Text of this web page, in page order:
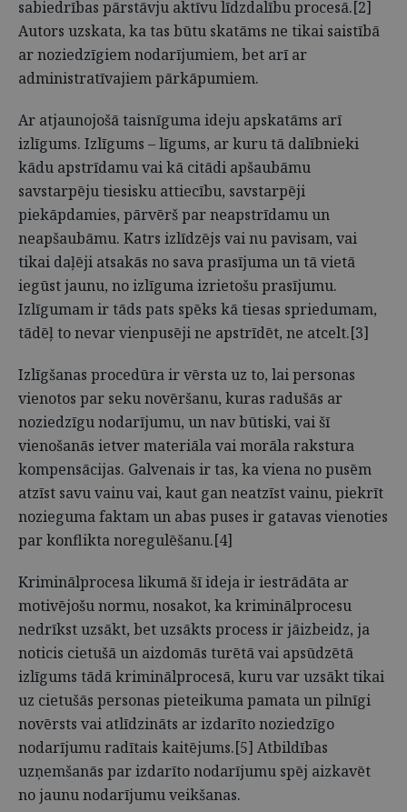
sabiedrības pārstāvju aktīvu līdzdalību procesā.[2]
Autors uzskata, ka tas būtu skatāms ne tikai saistībā
ar noziedzīgiem nodarījumiem, bet arī ar
administratīvajiem pārkāpumiem.
Ar atjaunojošā taisnīguma ideju apskatāms arī
izlīgums. Izlīgums – līgums, ar kuru tā dalībnieki
kādu apstrīdamu vai kā citādi apšaubāmu
savstarpēju tiesisku attiecību, savstarpēji
piekāpdamies, pārvērš par neapstrīdamu un
neapšaubāmu. Katrs izlīdzējs vai nu pavisam, vai
tikai daļēji atsakās no sava prasījuma un tā vietā
iegūst jaunu, no izlīguma izrietošu prasījumu.
Izlīgumam ir tāds pats spēks kā tiesas spriedumam,
tādēļ to nevar vienpusēji ne apstrīdēt, ne atcelt.[3]
Izlīgšanas procedūra ir vērsta uz to, lai personas
vienotos par seku novēršanu, kuras radušās ar
noziedzīgu nodarījumu, un nav būtiski, vai šī
vienošanās ietver materiāla vai morāla rakstura
kompensācijas. Galvenais ir tas, ka viena no pusēm
atzīst savu vainu vai, kaut gan neatzīst vainu, piekrīt
nozieguma faktam un abas puses ir gatavas vienoties
par konflikta noregulēšanu.[4]
Kriminālprocesa likumā šī ideja ir iestrādāta ar
motivējošu normu, nosakot, ka kriminālprocesu
nedrīkst uzsākt, bet uzsākts process ir jāizbeidz, ja
noticis cietušā un aizdomās turētā vai apsūdzētā
izlīgums tādā kriminālprocesā, kuru var uzsākt tikai
uz cietušās personas pieteikuma pamata un pilnīgi
novērsts vai atlīdzināts ar izdarīto noziedzīgo
nodarījumu radītais kaitējums.[5] Atbildības
uzņemšanās par izdarīto nodarījumu spēj aizkavēt
no jaunu nodarījumu veikšanas.